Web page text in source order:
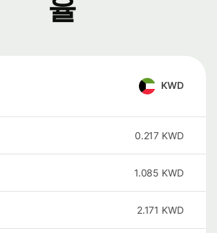
율
KWD
0.217 KWD
1.085 KWD
2.171 KWD